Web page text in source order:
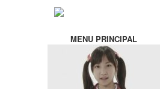
MENU PRINCIPAL